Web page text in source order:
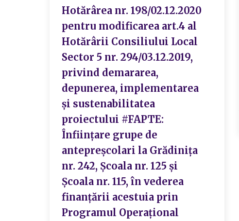
Hotărârea nr. 198/02.12.2020
pentru modificarea art.4 al
Hotărârii Consiliului Local
Sector 5 nr. 294/03.12.2019,
privind demararea,
depunerea, implementarea
și sustenabilitatea
proiectului #FAPTE:
Înființare grupe de
antepreșcolari la Grădinița
nr. 242, Școala nr. 125 și
Școala nr. 115, în vederea
finanțării acestuia prin
Programul Operațional